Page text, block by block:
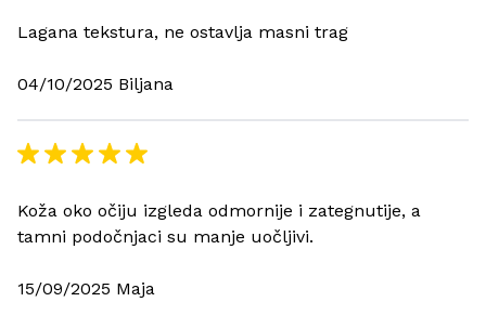
Lagana tekstura, ne ostavlja masni trag
04/10/2025 Biljana
Koža oko očiju izgleda odmornije i zategnutije, a
tamni podočnjaci su manje uočljivi.
15/09/2025 Maja